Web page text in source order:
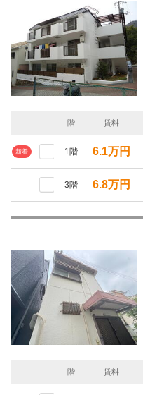
階 賃料
新着 1階 6.1万円
3階 6.8万円
階 賃料